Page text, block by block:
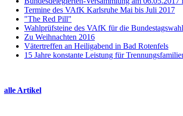
Termine des VAfK Karlsruhe Mai bis Juli 2017
"The Red Pill"
Wahlprüfsteine des VAfK für die
Zu Weihnachten 2016
Vätertreffen an Heiligabend in Bad Rotenfels
15 Jahre konstante Leistung für
alle Artikel